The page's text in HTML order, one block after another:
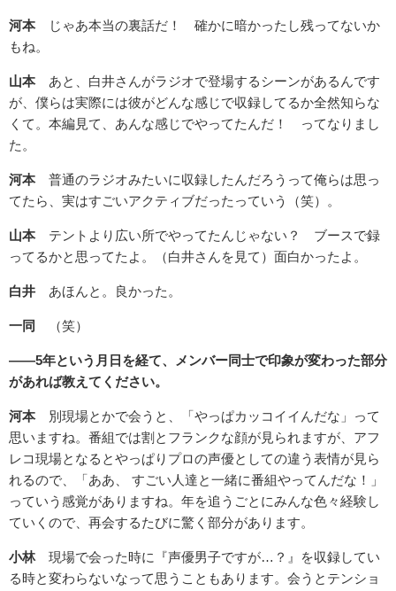
河本
じゃあ本当の裏話だ！ 確かに暗かったし残ってないか
もね。
山本 あと、白井さんがラジオで登場するシーンがあるんです
が、僕らは実際には彼がどんな感じで収録してるか全然知らな
くて。本編見て、あんな感じでやってたんだ！ ってなりまし
た。
河本普通のラジオみたいに収録したんだろうって俺らは思っ
てたら、実はすごいアクティブだったっていう（笑）。
山本テントより広い所でやってたんじゃない？ ブースで録
ってるかと思ってたよ。（白井さんを見て）面白かったよ。
白井 あほんと。良かった。
一同 （笑）
――5年という月日を経て、メンバー同士で印象が変わった部分
があれば教えてください。
河本別現場とかで会うと、「やっぱカッコイイんだな」って
思いますね。番組では割とフランクな顔が見られますが、アフ
レコ現場となるとやっぱりプロの声優としての違う表情が見ら
れるので、「ああ、 すごい人達と一緒に番組やってんだな！」
っていう感覚がありますね。年を追うごとにみんな色々経験し
ていくので、再会するたびに驚く部分があります。
小林現場で会った時に『声優男子ですが…？』を収録してい
る時と変わらないなって思うこともあります。会うとテンショ